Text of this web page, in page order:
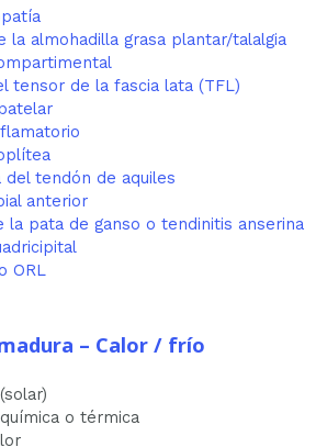
la almohadilla grasa plantar/talalgia
tensor de la fascia lata (TFL)
del tendón de aquiles
anterior
la pata de ganso o tendinitis anserina
ORL
– Calor / frío
o térmica